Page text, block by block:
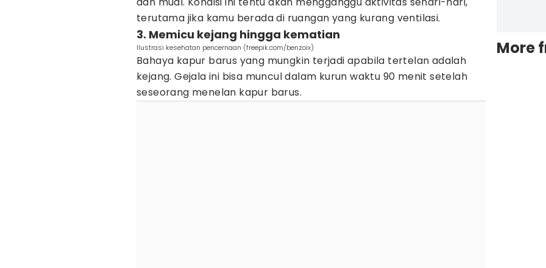
terutama jika kamu berada di ruangan yang kurang ventilasi.
3. Memicu kejang hingga kematian
Ilustrasi kesehatan pencernaan (freepik.com/benzoix)
Bahaya kapur barus yang mungkin terjadi apabila tertelan adalah
kejang. Gejala ini bisa muncul dalam kurun waktu 90 menit setelah
seseorang menelan kapur barus.
More